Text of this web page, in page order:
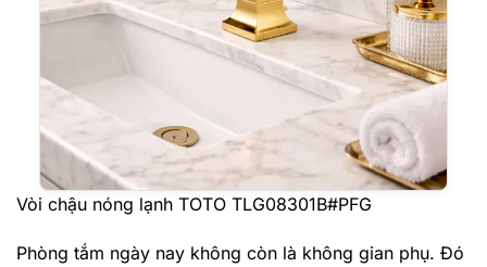
Vòi chậu nóng lạnh TOTO TLG08301B#PFG
Phòng tắm ngày nay không còn là không gian phụ. Đó